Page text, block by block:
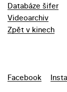
Databáze šifer
Videoarchiv
Zpět v kinech
Facebook